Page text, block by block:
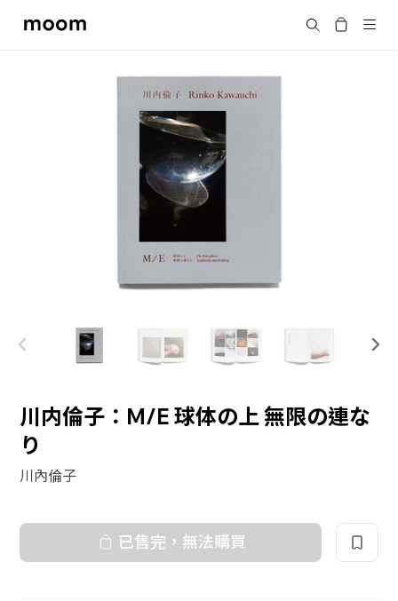
moom
搜尋
川内倫子：M/E 球体の上 無限の連な
り
川內倫子
已售完，無法購買